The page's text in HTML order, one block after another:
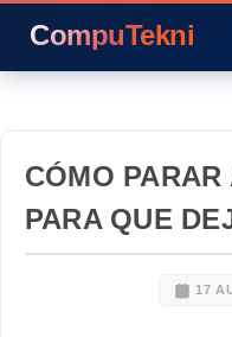
CompuTekni
CÓMO
PARA QUE
17